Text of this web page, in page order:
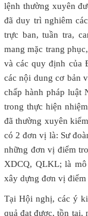
lệnh thường xuyên
đã duy trì nghiêm
trực ban, tuần tra,
mang mặc trang
và các quy định của
các nội dung cơ bản
chấp hành pháp luật
trong thực hiện
đã thường xuyên
có 2 đơn vị là: Sư
những đơn vị điểm
XDCQ, QLKL; là
xây dựng đơn vị
Tại Hội nghị, các ý
quả đạt được, tồn tại,